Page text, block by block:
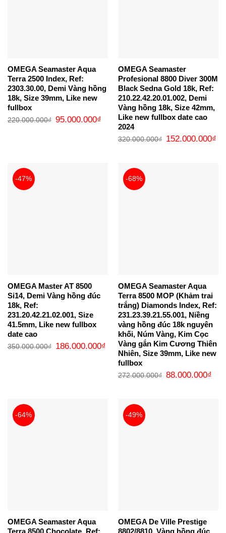
OMEGA Seamaster Aqua
Terra 2500 Index, Ref:
2303.30.00, Demi Vàng hồng
18k, Size 39mm, Like new
fullbox
220.000.000₫ Giá
gốc
95.000.000₫Giá
OMEGA Seamaster
Profesional 8800 Diver 300M
Black Sedna Gold 18k, Ref:
210.22.42.20.01.002, Demi
Vàng hồng 18k, Size 42mm,
Like new fullbox date cao
2024
320.000.000₫
Giá
gốc
152.000.000₫
-47%
OMEGA Master AT 8500
Si14, Demi Vàng hồng đúc
18k, Ref:
231.20.42.21.02.001, Size
41.5mm, Like new fullbox
date cao
350.000.000₫
Giá
gốc
186.000.000₫Giá
hiện
186.000.000₫.
-68%
OMEGA Seamaster Aqua
Terra 8500 MOP (Khảm trai
trắng) Diamonds Index, Ref:
231.23.39.21.55.001, Niềng
vàng hồng đúc 18k nguyên
khối, Núm Vàng, Kim Cọc
Vàng gắn Kim Cương Thiên
Nhiên, Size 39mm, Like new
fullbox
272.000.000₫
Giá
gốc
88.000.000₫Giá
-64%
OMEGA Seamaster Aqua
-49%
OMEGA De Ville Prestige